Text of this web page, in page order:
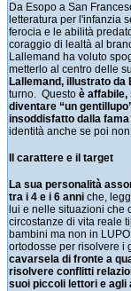
Da Esopo a San
letteratura per l'infanzia
ferocia e le abilità
coraggio di lealtà al
Lallemand ha voluto
metterlo al centro delle
Lallemand, illustrato da
turno. Questo è affabile,
diventare “un
insoddisfatto dalla
identità anche se poi
Il carattere e il target
La sua personalità
tra i 4 e i 6 anni che,
lui e nelle situazioni che
circostanze di vita reale
bambini ma non in
ortodosse per risolvere i
cavarsela di fronte a
risolvere conflitti
suoi piccoli lettori e agli